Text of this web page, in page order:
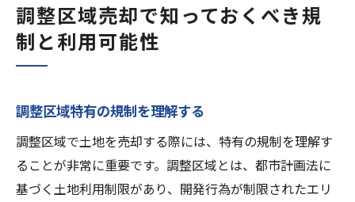
調整区域売却で知っておくべき規
制と利用可能性
調整区域特有の規制を理解する
調整区域で土地を売却する際には、特有の規制を理解す
ることが非常に重要です。調整区域とは、都市計画法に
基づく土地利用制限があり、開発行為が制限されたエリ